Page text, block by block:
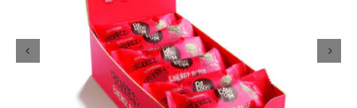
Kontakt